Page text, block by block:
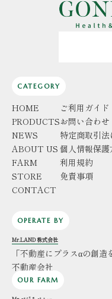
CATEGORY
HOME
PRODUCTS
NEWS
ABOUT US
FARM
STORE
CONTACT
ご利用ガイド
お問い合わせ
特定商取引
個人情報保護
利用規約
免責事項
OPERATE BY
Mr.LAND 株式会社
「不動産にプラスαの創
不動産会社
OUR FARM